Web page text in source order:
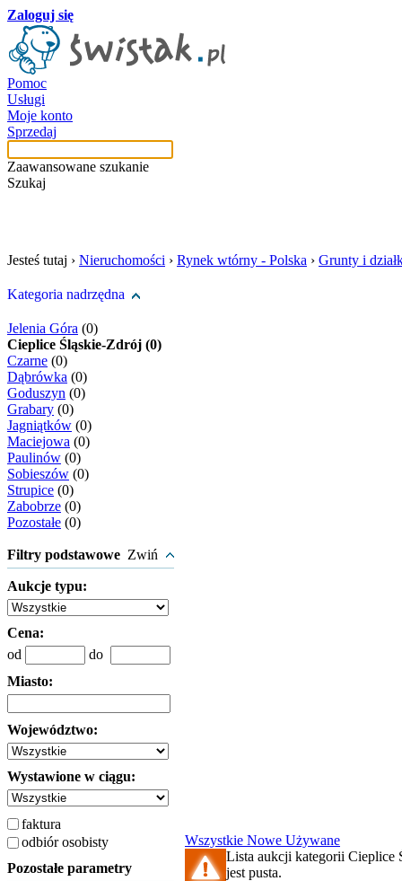
Zaloguj się
Pomoc
Usługi
Moje konto
Sprzedaj
Zaawansowane szukanie
Szukaj
Jesteś tutaj › Nieruchomości › Rynek wtórny - Polska › Grunty i
Kategoria nadrzędna
Jelenia Góra (0)
Cieplice Śląskie-Zdrój (0)
Czarne (0)
Dąbrówka (0)
Goduszyn (0)
Grabary (0)
Jagniątków (0)
Maciejowa (0)
Paulinów (0)
Sobieszów (0)
Strupice (0)
Zabobrze (0)
Pozostałe (0)
Filtry podstawowe Zwiń
Aukcje typu:
Cena:
od
do
Miasto:
Województwo:
Wystawione w ciągu:
faktura
odbiór osobisty
Pozostałe parametry
Wszystkie Nowe Używane
Lista aukcji kategorii Cieplice
jest pusta.